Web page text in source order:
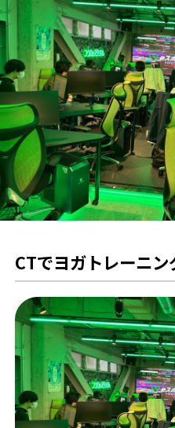
CTでヨガトレーニン